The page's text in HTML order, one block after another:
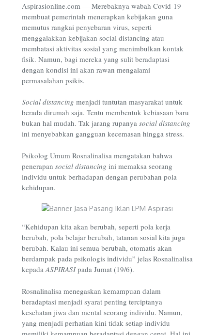
Aspirasionline.com — Merebaknya wabah Covid-19
membuat pemerintah menerapkan kebijakan guna
memutus rangkai penyebaran virus, seperti
menggalakkan kebijakan social distancing atau
membatasi aktivitas sosial yang menimbulkan kontak
fisik. Namun, bagi mereka yang sulit beradaptasi
dengan kondisi ini akan rawan mengalami
permasalahan psikis.
Social distancing menjadi tuntutan masyarakat untuk
berada dirumah saja. Tentu membentuk kebiasaan baru
bukan hal mudah. Tak jarang rupanya social distancing
ini menyebabkan gangguan kecemasan hingga stress.
Psikolog Umum Rosnalinalisa mengatakan bahwa
penerapan social distancing ini memaksa seorang
individu untuk berhadapan dengan perubahan pola
kehidupan.
“Kehidupan kita akan berubah, seperti pola kerja
berubah, pola belajar berubah, tatanan sosial kita juga
berubah. Kalau ini semua berubah, otomatis akan
berdampak pada psikologis individu” jelas Rosnalinalisa
kepadaASPIRASIpada Jumat (19/6).
Rosnalinalisa menegaskan kemampuan dalam
beradaptasi menjadi syarat penting terciptanya
kesehatan jiwa dan mental seorang individu. Namun,
yang menjadi perhatian kini tidak setiap individu